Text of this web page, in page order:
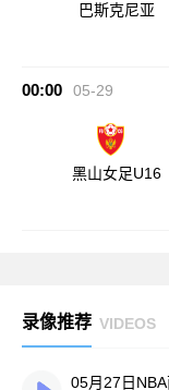
巴斯克尼亚
00:00 05-29
黑山女足U16
录像推荐 VIDEOS
05月27日